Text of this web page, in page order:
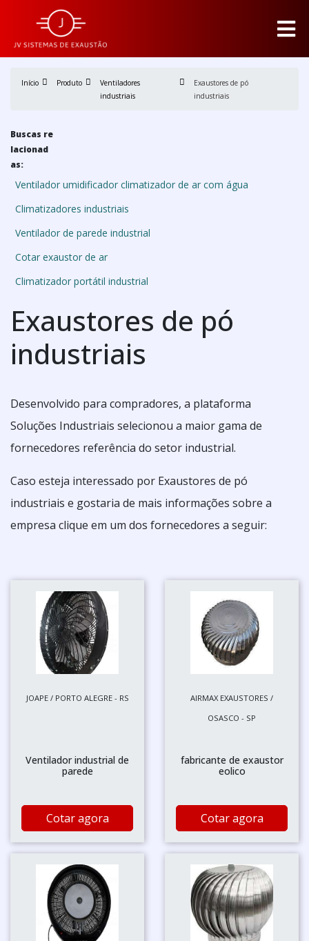
Início Produto
Ventiladores
industriais
Exaustores de pó
industriais
Buscas re
lacionad
as:
Ventilador umidificador climatizador de ar com água
Climatizadores industriais
Ventilador de parede industrial
Cotar exaustor de ar
Climatizador portátil industrial
Exaustores de pó
industriais
Desenvolvido para compradores, a plataforma
Soluções Industriais selecionou a maior gama de
fornecedores referência do setor industrial.
Caso esteja interessado por Exaustores de pó
industriais e gostaria de mais informações sobre a
empresa clique em um dos fornecedores a seguir:
JOAPE / PORTO ALEGRE - RS
Ventilador industrial de
parede
Cotar agora
AIRMAX EXAUSTORES /
OSASCO - SP
fabricante de exaustor
eolico
Cotar agora